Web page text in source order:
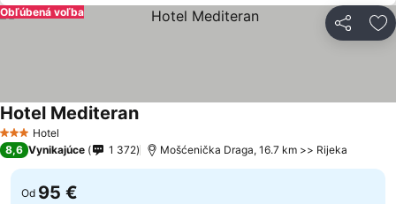
Zdieľať
Obľúbená voľba
3 Počet hviezdičiek
Hotel
Hotel MediteranZobraziť ceny
8,6 Vynikajúce 1 372 Mošćenička Draga, 16.7 km >> Rijeka
Od 95 €